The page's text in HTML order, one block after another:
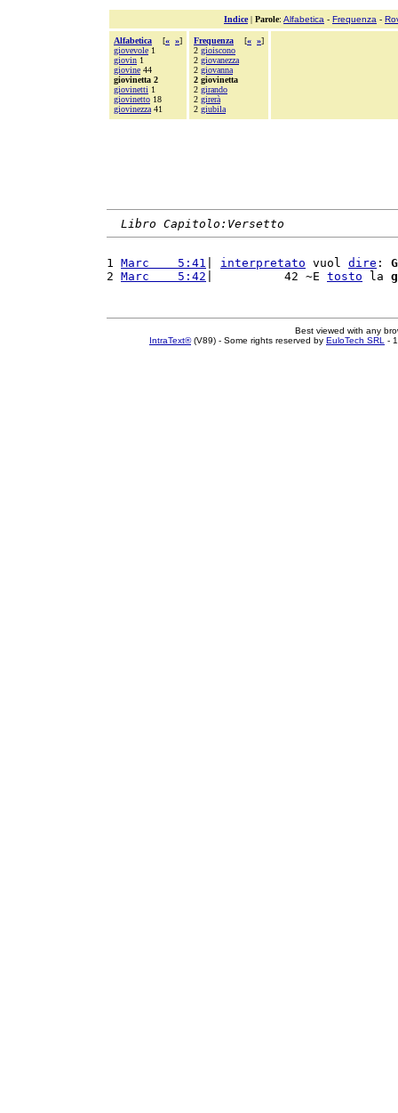
Indice| Parole: Alfabetica - Frequenza -
Alfabetica [« »]
giovevole 1
giovin 1
giovine 44
giovinetta 2
giovinetti 1
giovinetto 18
giovinezza 41
Frequenza [« »]
2 gioiscono
2 giovanezza
2 giovanna
2 giovinetta
2 girando
2 girerà
2 giubila
Libro Capitolo:Versetto
1 Marc    5:41 interpretato vuol dire :
2 Marc    5:42 |          42 ~E tosto la
Best viewed with any
IntraText®(V89) - Some rights reserved by EuloTech SRL -